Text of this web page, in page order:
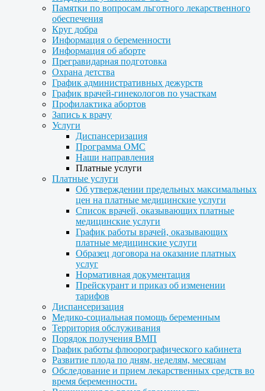
Памятки по вопросам льготного лекарственного
обеспечения
Круг добра
Информация о беременности
Информация об аборте
Прегравидарная подготовка
Охрана детства
График административных дежурств
График врачей-гинекологов по участкам
Профилактика абортов
Запись к врачу
Услуги
Диспансеризация
Программа ОМС
Наши направления
Платные услуги
Платные услуги
Об утверждении предельных максимальных
цен на платные медицинские услуги
Список врачей, оказывающих платные
медицинские услуги
График работы врачей, оказывающих
платные медицинские услуги
Образец договора на оказание платных
услуг
Нормативная документация
Прейскурант и приказ об изменении
тарифов
Диспансеризация
Медико-социальная помощь беременным
Территория обслуживания
Порядок получения ВМП
График работы флюорографического кабинета
Развитие плода по дням, неделям, месяцам
Обследование и прием лекарственных средств во
время беременности.